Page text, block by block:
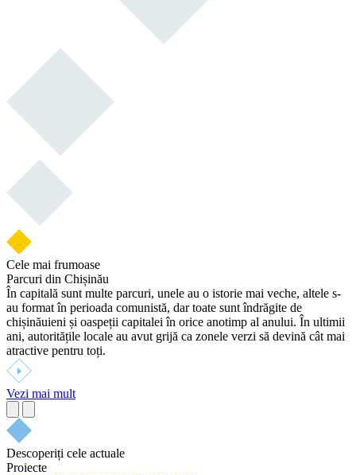
Cele mai frumoase
Parcuri din Chișinău
În capitală sunt multe parcuri, unele au o istorie mai veche, altele s-
au format în perioada comunistă, dar toate sunt îndrăgite de
chișinăuieni și oaspeții capitalei în orice anotimp al anului. În ultimii
ani, autoritățile locale au avut grijă ca zonele verzi să devină cât mai
atractive pentru toți.
Vezi mai mult
Descoperiți cele actuale
Proiecte